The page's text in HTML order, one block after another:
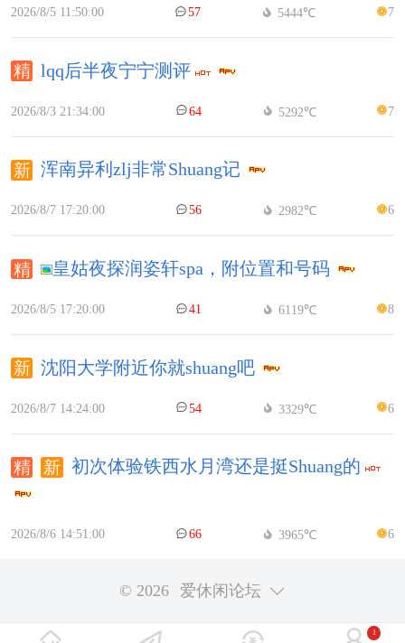
2026/8/5 11:50:00 57 5444℃ 7
lqq后半夜宁宁测评
2026/8/3 21:34:00 64 5292℃ 7
浑南异利zlj非常Shuang记
2026/8/7 17:20:00 56 2982℃ 6
皇姑夜探润姿轩spa，附位置和号码
2026/8/5 17:20:00 41 6119℃ 8
沈阳大学附近你就shuang吧
2026/8/7 14:24:00 54 3329℃ 6
初次体验铁西水月湾还是挺Shuang的
2026/8/6 14:51:00 66 3965℃ 6
© 2026 爱休闲论坛
1